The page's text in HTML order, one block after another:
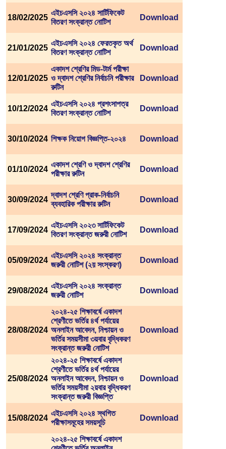
18/02/2025
এইচএসসি ২০২৪ সার্টিফিকেট
বিতরণ সংক্রান্ত নোটিশ
Download
21/01/2025
এইচএসসি ২০২৪ ফেরতকৃত অর্থ
বিতরণ সংক্রান্ত নোটিশ
Download
12/01/2025
একাদশ শ্রেণির মিড-টার্ম পরীক্ষা
ও দ্বাদশ শ্রেণির নির্বাচনি পরীক্ষার
রুটিন
Download
10/12/2024
এইচএসসি ২০২৪ প্রশংসাপত্র
বিতরণ সংক্রান্ত নোটিশ
Download
30/10/2024 শিক্ষক নিয়োগ বিজ্ঞপ্তি-২০২৪ Download
01/10/2024
একাদশ শ্রেণি ও দ্বাদশ শ্রেণির
পরীক্ষার রুটিন
Download
30/09/2024
দ্বাদশ শ্রেণি প্রাক-নির্বাচনি
ব্যবহারিক পরীক্ষার রুটিন
Download
17/09/2024
এইচএসসি ২০২৩ সার্টিফিকেট
বিতরণ সংক্রান্ত জরুরী নোটিশ
Download
05/09/2024
এইচএসসি ২০২৪ সংক্রান্ত
জরুরী নোটিশ (২য় সংস্করণ)
Download
29/08/2024
এইচএসসি ২০২৪ সংক্রান্ত
জরুরী নোটিশ
Download
28/08/2024
২০২৪-২৫ শিক্ষাবর্ষে একাদশ
শ্রেণীতে ভর্তির ৪র্থ পর্যায়ের
অনলাইন আবেদন, নিশ্চায়ন ও
ভর্তির সময়সীমা ৩য়বার বৃদ্ধিকরণ
সংক্রান্ত জরুরী নোটিশ
Download
25/08/2024
২০২৪-২৫ শিক্ষাবর্ষে একাদশ
শ্রেণীতে ভর্তির ৪র্থ পর্যায়ের
অনলাইন আবেদন, নিশ্চায়ন ও
ভর্তির সময়সীমা ২য়বার বৃদ্ধিকরণ
সংক্রান্ত জরুরী বিজ্ঞপ্তি
Download
15/08/2024
এইচএসসি ২০২৪ স্থগিত
পরীক্ষাসমূহের সময়সূচি
Download
২০২৪-২৫ শিক্ষাবর্ষে একাদশ